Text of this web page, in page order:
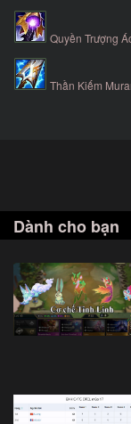
Quyền Trượng
Thần Kiếm
Dành cho bạn